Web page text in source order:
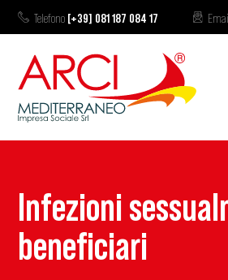
Telefono [+39] 081 187 084 17 Email
Infezioni
beneficiari